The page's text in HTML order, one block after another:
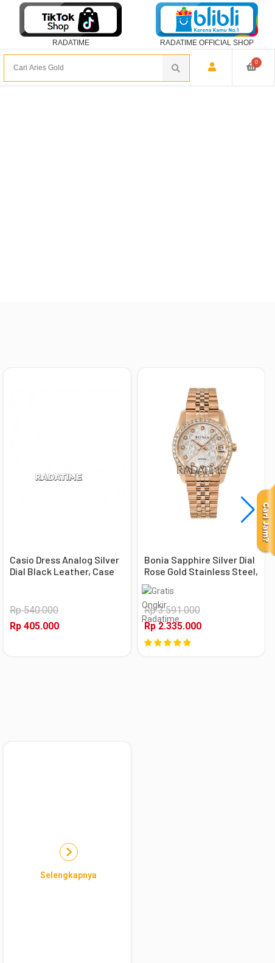
RADATIME RADATIME OFFICIAL SHOP
0
Casio Dress Analog Silver
Dial Black Leather, Case
Rp 540.000
Rp 405.000
Bonia Sapphire Silver Dial
Rose Gold Stainless Steel,
Case Rose Gold
Rp 3.591.000
Rp 2.335.000
Selengkapnya